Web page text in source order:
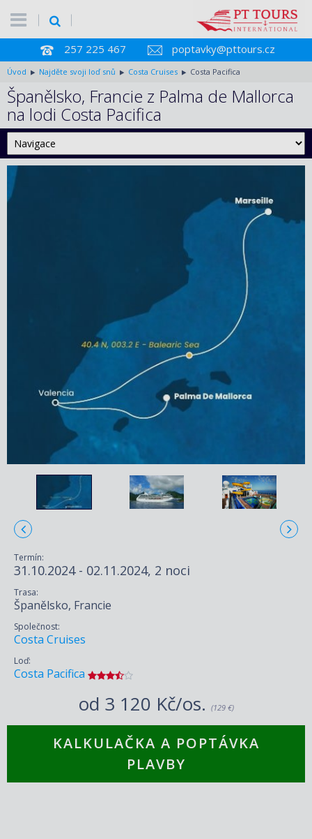
257 225 467 poptavky@pttours.cz
Úvod Najděte svoji loď snů Costa Cruises Costa Pacifica
Španělsko, Francie z Palma de Mallorca
na lodi Costa Pacifica
Termín:
31.10.2024 - 02.11.2024, 2 noci
Trasa:
Španělsko, Francie
Společnost:
Costa Cruises
Loď:
Costa Pacifica
od 3 120 Kč/os. (129 €)
KALKULAČKA A POPTÁVKA
PLAVBY